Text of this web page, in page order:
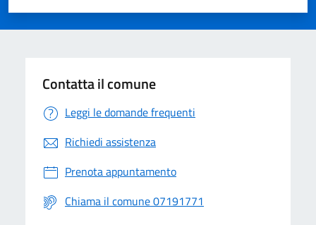
Valuta 5 stelle su 5
Valuta 4 stelle su 5
Valuta 3 stelle su 5
Valuta 2 stelle su 5
Valuta 1 stelle su 5
Contatta il comune
Leggi le domande frequenti
Richiedi assistenza
Prenota appuntamento
Chiama il comune 07191771